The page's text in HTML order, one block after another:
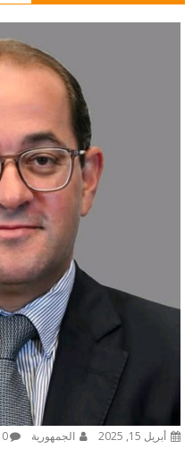
أبريل 15, 2025 الجمهورية 0